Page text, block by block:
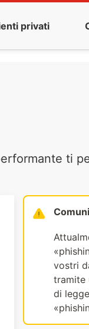
privati
ti
vostri
tramite
di